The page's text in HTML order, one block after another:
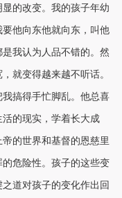
的改变。我的孩子年幼
他向东他就向东，叫他
我认为人品不错的。然
就变得越来越不听话。
搞得手忙脚乱。他总喜
的现实，学着长大成
的世界和基督的恩慈里
危险性。孩子的这些变
道对孩子的变化作出回